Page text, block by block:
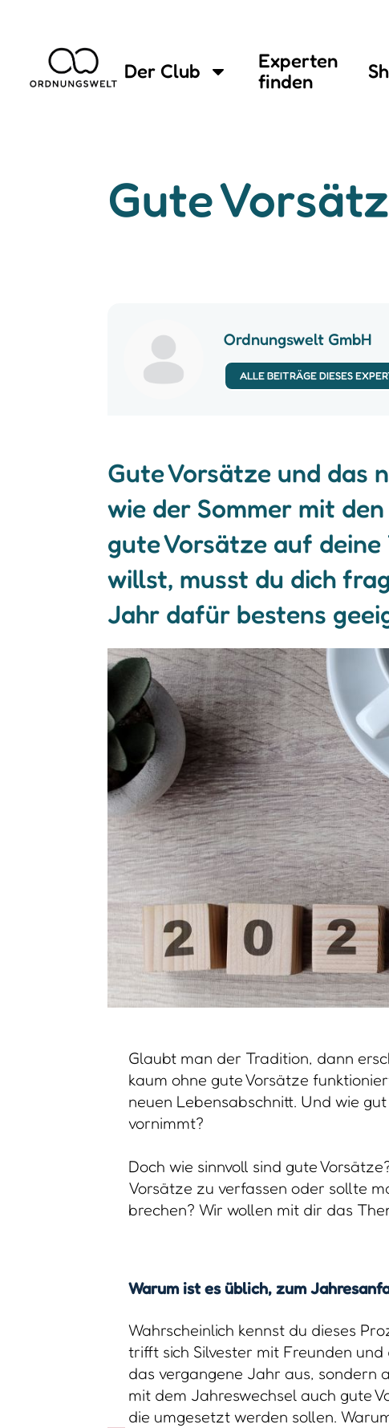
Der Club
Experten
finden
Gute
Ordnungswelt GmbH
ALLE BEITRÄGE DIESES
Gute Vorsätze und das
wie der Sommer mit
gute Vorsätze auf
willst, musst du dich
Jahr dafür bestens
Glaubt man der Tradition, dann
kaum ohne gute Vorsätze
neuen Lebensabschnitt. Und wie
vornimmt?
Doch wie sinnvoll sind gute
Vorsätze zu verfassen oder sollte
brechen? Wir wollen mit dir das
Warum ist es üblich, zum
Wahrscheinlich kennst du dieses
trifft sich Silvester mit Freunden
das vergangene Jahr aus, sondern
mit dem Jahreswechsel auch gute
die umgesetzt werden sollen.